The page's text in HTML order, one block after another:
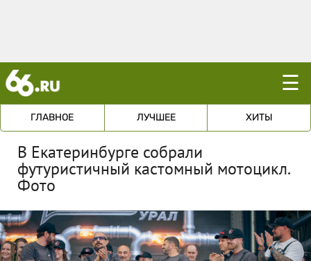
☰
ГЛАВНОЕ ЛУЧШЕЕ ХИТЫ
В Екатеринбурге собрали
футуристичный кастомный мотоцикл.
Фото